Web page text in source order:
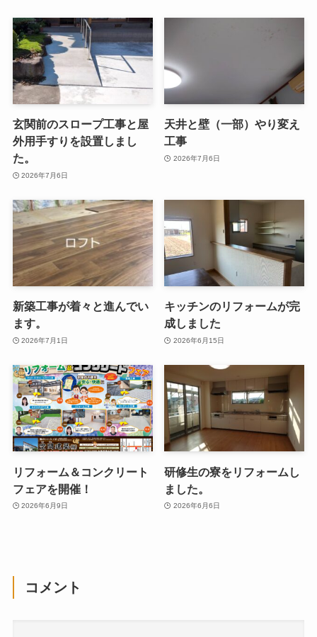
玄関前のスロープ工事と屋
外用手すりを設置しまし
た。
2026年7月6日
天井と壁（一部）やり変え
工事
2026年7月6日
新築工事が着々と進んでい
ます。
2026年7月1日
キッチンのリフォームが完
成しました
2026年6月15日
リフォーム＆コンクリート
フェアを開催！
2026年6月9日
研修生の寮をリフォームし
ました。
2026年6月6日
コメント